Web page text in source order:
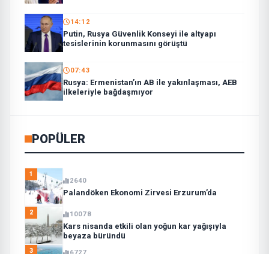
14:12
Putin, Rusya Güvenlik Konseyi ile altyapı
tesislerinin korunmasını görüştü
07:43
Rusya: Ermenistan’ın AB ile yakınlaşması, AEB
ilkeleriyle bağdaşmıyor
POPÜLER
1
2640
Palandöken Ekonomi Zirvesi Erzurum’da
2 10078
Kars nisanda etkili olan yoğun kar yağışıyla
beyaza büründü
3 6727